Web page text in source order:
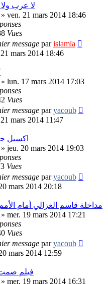
لا عرب
» ven. 21 mars 2014 18:46
Vues
message parislamla
mars 2014 18:46
» lun. 17 mars 2014 17:03
Vues
message paryacoub
mars 2014 11:47
اكسيل
» jeu. 20 mars 2014 19:03
Vues
message paryacoub
mars 2014 20:18
مداخلة قاسم الغزالي أمام
» mer. 19 mars 2014 17:21
Vues
message paryacoub
mars 2014 12:59
فيلم
» mer. 19 mars 2014 16:31